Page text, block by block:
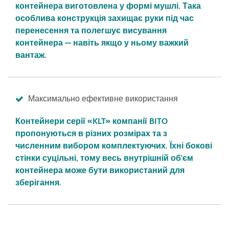
контейнера виготовлена у формі мушлі. Така
особлива конструкція захищає руки під час
перенесення та полегшує висування
контейнера — навіть якщо у ньому важкий
вантаж.
Максимально ефективне використання
Контейнери серії «KLT» компанії BITO
пропонуються в різних розмірах та з
численним вибором комплектуючих. Їхні бокові
стінки суцільні, тому весь внутрішній об'єм
контейнера може бути використаний для
зберігання.